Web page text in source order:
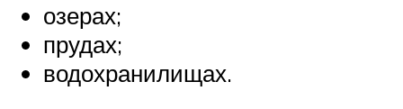
озерах;
прудах;
водохранилищах.